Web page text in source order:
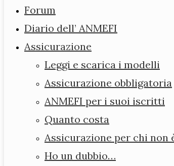
Forum
Diario dell’ ANMEFI
Assicurazione
Leggi e scarica i modelli
Assicurazione obbligatoria
ANMEFI per i suoi iscritti
Quanto costa
Assicurazione per chi non
Ho un dubbio…
Consiglio
Nazionale
(consiglieri
regionali)
Rappresentanti
Provinciali
Statuto
Azioni legali